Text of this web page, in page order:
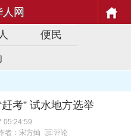
网
便民
考” 试水地方选举
05:24:59
者：宋方灿 评论